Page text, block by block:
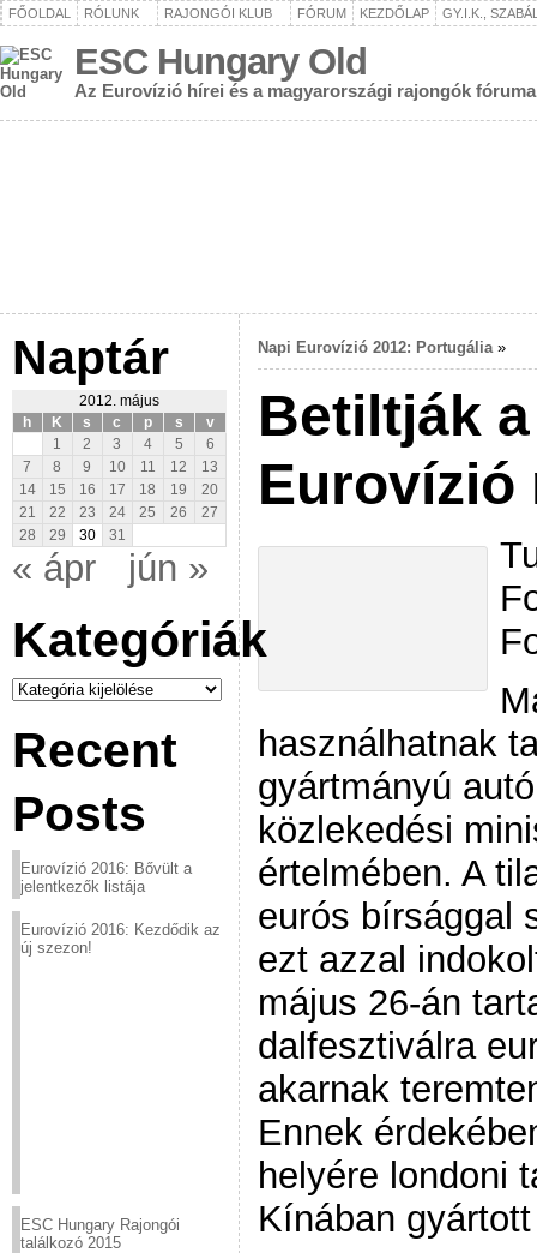
FŐOLDAL RÓLUNK RAJONGÓI KLUB FÓRUM KEZDŐLAP GY.I.K.,
ESC Hungary Old
Az Eurovízió hírei és a magyarországi rajongók fóruma
Naptár
2012. május
h
K s c p s
v
1
2 3 4 5
6
7
8 9 10 11 12
13
14
15 16 17 18 19
20
21
22 23 24 25 26
27
28
29 30 31
« ápr jún »
Kategóriák
Kategóriák
Recent
Posts
Eurovízió 2016: Bővült a
jelentkezők listája
Eurovízió 2016: Kezdődik az
új szezon!
ESC Hungary Rajongói
találkozó 2015
Napi Eurovízió 2012: Portugália»
Betiltják
Eurovízió
használhatnak
gyártmányú
közlekedési
értelmében. A
eurós bírsággal
ezt azzal
május 26-án
dalfesztiválra
akarnak
Ennek
helyére londoni
Kínában